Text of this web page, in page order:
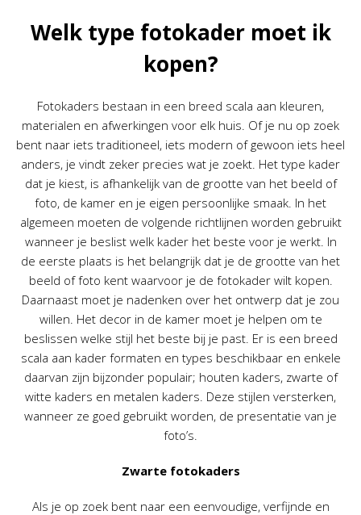
Welk type fotokader moet ik
kopen?
Fotokaders bestaan in een breed scala aan kleuren,
materialen en afwerkingen voor elk huis. Of je nu op zoek
bent naar iets traditioneel, iets modern of gewoon iets heel
anders, je vindt zeker precies wat je zoekt. Het type kader
dat je kiest, is afhankelijk van de grootte van het beeld of
foto, de kamer en je eigen persoonlijke smaak. In het
algemeen moeten de volgende richtlijnen worden gebruikt
wanneer je beslist welk kader het beste voor je werkt. In
de eerste plaats is het belangrijk dat je de grootte van het
beeld of foto kent waarvoor je de fotokader wilt kopen.
Daarnaast moet je nadenken over het ontwerp dat je zou
willen. Het decor in de kamer moet je helpen om te
beslissen welke stijl het beste bij je past. Er is een breed
scala aan kader formaten en types beschikbaar en enkele
daarvan zijn bijzonder populair; houten kaders, zwarte of
witte kaders en metalen kaders. Deze stijlen versterken,
wanneer ze goed gebruikt worden, de presentatie van je
foto’s.
Zwarte fotokaders
Als je op zoek bent naar een eenvoudige, verfijnde en